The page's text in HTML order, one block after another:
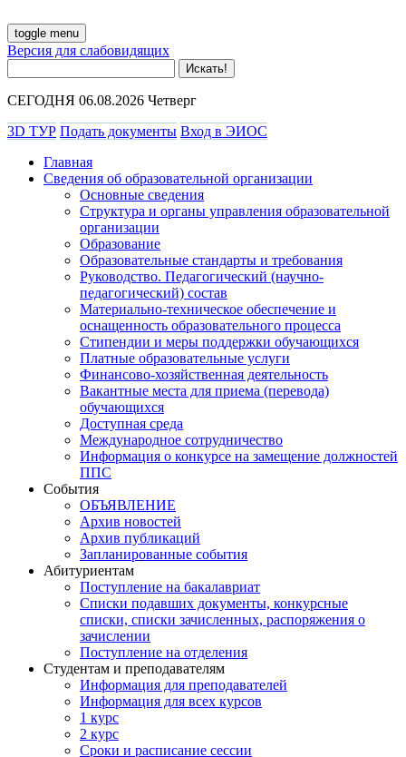
toggle menu
Версия для слабовидящих
СЕГОДНЯ 06.08.2026 Четверг
3D ТУР Подать документы Вход в ЭИОС
Главная
Сведения об образовательной организации
Основные сведения
Структура и органы управления образовательной
организации
Образование
Образовательные стандарты и требования
Руководство. Педагогический (научно-
педагогический) состав
Материально-техническое обеспечение и
оснащенность образовательного процесса
Стипендии и меры поддержки обучающихся
Платные образовательные услуги
Финансово-хозяйственная деятельность
Вакантные места для приема (перевода)
обучающихся
Доступная среда
Международное сотрудничество
Информация о конкурсе на замещение должностей
ППС
События
ОБЪЯВЛЕНИЕ
Архив новостей
Архив публикаций
Запланированные события
Абитуриентам
Поступление на бакалавриат
Списки подавших документы, конкурсные
списки, списки зачисленных, распоряжения о
зачислении
Поступление на отделения
Студентам и преподавателям
Информация для преподавателей
Информация для всех курсов
1 курс
2 курс
Сроки и расписание сессии